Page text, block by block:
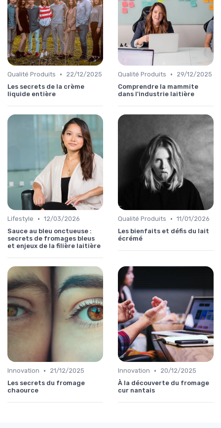
Qualité Produits •
22/12/2025
Les secrets de la crème
liquide entière
Qualité Produits •
29/12/2025
Comprendre la mammite
dans l'industrie laitière
Lifestyle • 12/03/2026
Sauce au bleu onctueuse :
secrets de fromages bleus
et enjeux de la filière laitière
Qualité Produits • 11/01/2026
Les bienfaits et défis du lait
écrémé
Innovation •
21/12/2025
Les secrets du fromage
chaource
Innovation •
20/12/2025
À la découverte du fromage
cur nantais